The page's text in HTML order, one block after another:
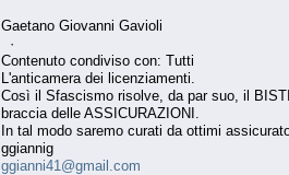
Gaetano Giovanni Gavioli
·
Contenuto condiviso con: Tutti
L'anticamera dei licenziamenti.
Così il Sfascismo risolve, da par suo, il
braccia delle ASSICURAZIONI.
In tal modo saremo curati da ottimi
ggiannig
ggianni41@gmail.com